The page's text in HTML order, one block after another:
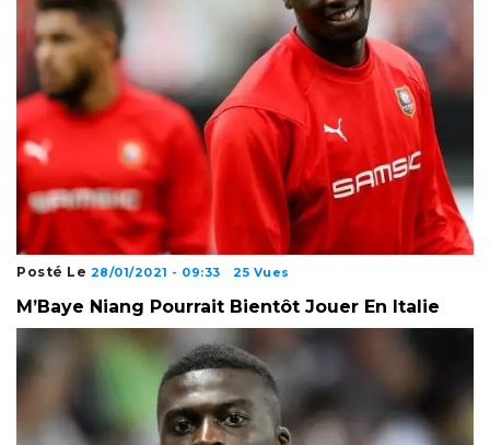
Posté Le 28/01/2021 - 09:33 25 Vues
M’Baye Niang Pourrait Bientôt Jouer En Italie